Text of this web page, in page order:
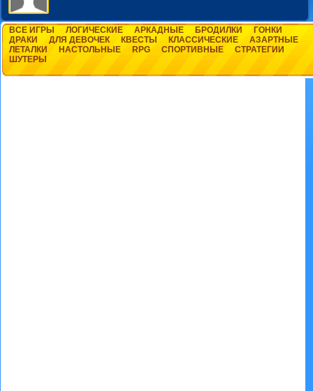
ВСЕ ИГРЫ ЛОГИЧЕСКИЕ АРКАДНЫЕ БРОДИЛКИ
ГОНКИ
ДРАКИ
ДЛЯ ДЕВОЧЕК КВЕСТЫ КЛАССИЧЕСКИЕ
АЗАРТНЫЕ
ЛЕТАЛКИ
НАСТОЛЬНЫЕ RPG СПОРТИВНЫЕ
СТРАТЕГИИ
ШУТЕРЫ